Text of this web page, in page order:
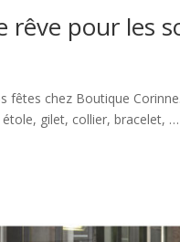
rêve pour les
fêtes chez Boutique
gilet, collier, bracelet,